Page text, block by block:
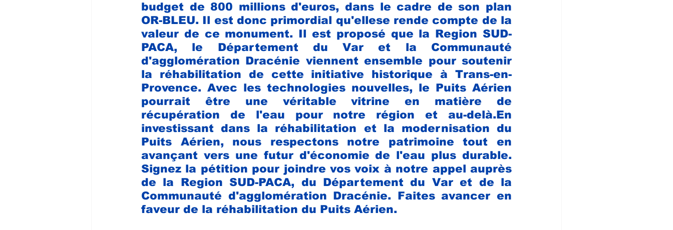
budget de 800 millions d'euros, dans le cadre de son plan
OR-BLEU. Il est donc primordial qu'ellese rende compte de la
valeur de ce monument. Il est proposé que la Region SUD-
PACA, le Département du Var et la Communauté
d'agglomération Dracénie viennent ensemble pour soutenir
la réhabilitation de cette initiative historique à Trans-en-
Provence. Avec les technologies nouvelles, le Puits Aérien
pourrait être une véritable vitrine en matière de
récupération de l'eau pour notre région et au-delà.En
investissant dans la réhabilitation et la modernisation du
Puits Aérien, nous respectons notre patrimoine tout en
avançant vers une futur d'économie de l'eau plus durable.
Signez la pétition pour joindre vos voix à notre appel auprès
de la Region SUD-PACA, du Département du Var et de la
Communauté d'agglomération Dracénie. Faites avancer en
faveur de la réhabilitation du Puits Aérien.